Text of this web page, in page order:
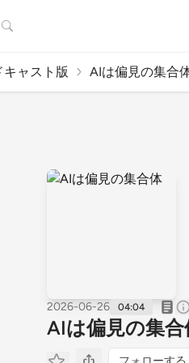
索
ャスト版 AIは偏見の集合
2026-06-26 04:04
AIは偏見の集合